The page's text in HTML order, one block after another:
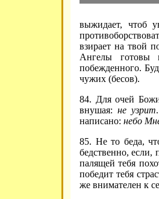
выжидает, чтоб
взирает на твой
Ангелы готовы
побежденного.
чужих (бесов).
84. Для очей
внушая:не узрит
написано: небо
85. Не то беда,
бедственно,
палящей тебя
победит тебя
же внимателен к